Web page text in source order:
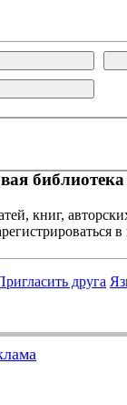
библиотека
книг,
в
друга